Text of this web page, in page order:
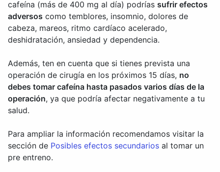
cafeína (más de 400 mg al día) podrías sufrir efectos
adversos como temblores, insomnio, dolores de
cabeza, mareos, ritmo cardíaco acelerado,
deshidratación, ansiedad y dependencia.
Además, ten en cuenta que si tienes prevista una
operación de cirugía en los próximos 15 días, no
debes tomar cafeína hasta pasados varios días de la
operación, ya que podría afectar negativamente a tu
salud.
Para ampliar la información recomendamos visitar la
sección de Posibles efectos secundarios al tomar un
pre entreno.